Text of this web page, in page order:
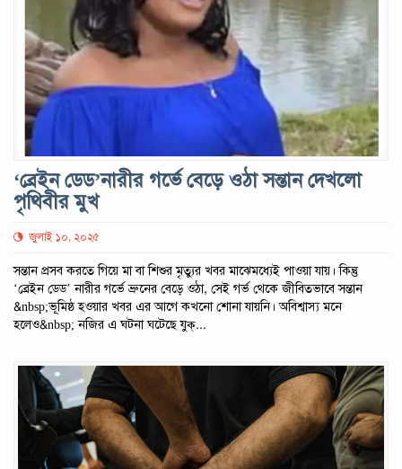
‘ব্রেইন ডেড’নারীর গর্ভে বেড়ে ওঠা সন্তান দেখলো
পৃথিবীর মুখ
জুলাই ১০, ২০২৫
সন্তান প্রসব করতে গিয়ে মা বা শিশুর মৃত্যুর খবর মাঝেমধ্যেই পাওয়া যায়। কিন্তু
‘ব্রেইন ডেড’ নারীর গর্ভে ভ্রুনের বেড়ে ওঠা, সেই গর্ভ থেকে জীবিতভাবে সন্তান
&nbsp;ভূমিষ্ঠ হওয়ার খবর এর আগে কখনো শোনা যায়নি। অবিশ্বাস্য মনে
হলেও&nbsp; নজির এ ঘটনা ঘটেছে যুক্...